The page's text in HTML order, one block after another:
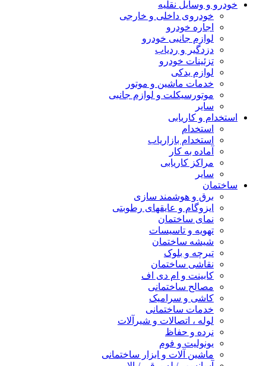
خودرو و وسایل نقلیه
خودروی داخلی و خارجی
اجاره خودرو
لوازم جانبی خودرو
دزدگیر و ردیاب
تزئینات خودرو
لوازم یدکی
خدمات ماشین و موتور
موتورسیکلت و لوازم جانبی
سایر
استخدام و کاریابی
استخدام
استخدام بازاریاب
آماده به کار
مراکز کاریابی
سایر
ساختمان
برق و هوشمند سازی
ایزوگام و عایقهای رطوبتی
نمای ساختمان
تهویه و تاسیسات
شیشه ساختمان
تیرچه و بلوک
نقاشی ساختمان
کابینت و ام دی اف
مصالح ساختمانی
کاشی و سرامیک
خدمات ساختمانی
لوله ، اتصالات و شیرآلات
نرده و حفاظ
یونولیت و فوم
ماشین آلات و ابزار ساختمانی